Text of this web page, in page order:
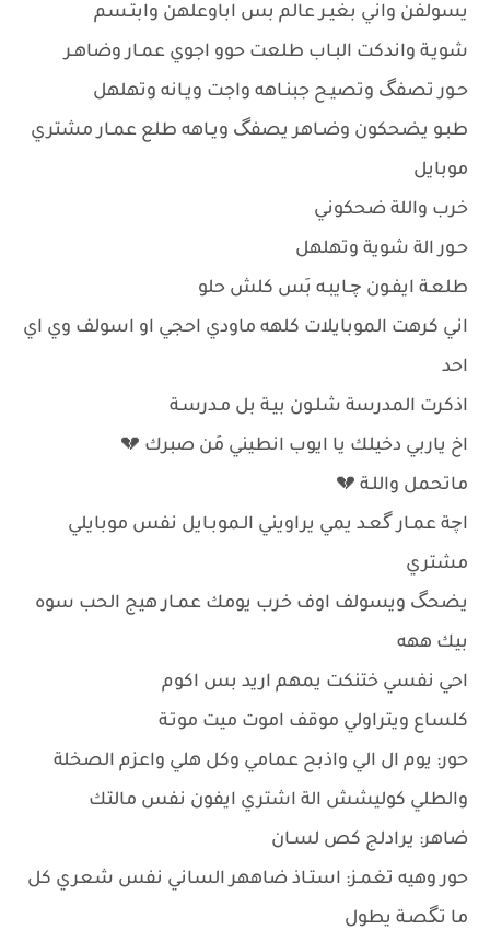
يسولفن واني بغيـر عالم بس اباوعلهن وابتـسم
شويـة واندكت البـاب طلعت حوو اجوي عمـار وضاهـر
حـور تصفگ وتصيـح جبنـاهه واجت ويـانه وتهلهل
طبـو يضحكون وضـاهر يصفگ ويـاهه طلع عمـار مشتري
موبايل
خرب واللة ضحكوني
حـور الة شوية وتهلهل
طلعـة ايفـون چـايبـه بَس كلش حلو
اني كرهت الموبايلات كلهه ماودي احجي او اسولف وي اي
احد
اذكرت المدرسة شلـون بيـة بل مـدرسـة
اخ ياربي دخيلك يا ايوب انطيني مَن صبرك 💔
ماتحمل واللـة 💔
اچة عمـار گعـد يمي يراويني الـموبـايل نفس موبايلي
مشتري
يضحگ ويسولف اوف خرب يومك عمـار هيج الحب سوه
بيك ههه
احي نفسي ختنكت يمهم اريد بس اكوم
كلساع ويتراولي موقف اموت ميت موتـة
حور: يوم ال الي واذبح عمامي وكل هلي واعزم الصخلة
والطلي كوليشش الة اشتري ايفون نفس مالتك
ضاهر: يرادلج كص لسـان
حور وهيه تغمـز: استـاذ ضاههر الساني نفس شعري كل
ما تگصـة يطول